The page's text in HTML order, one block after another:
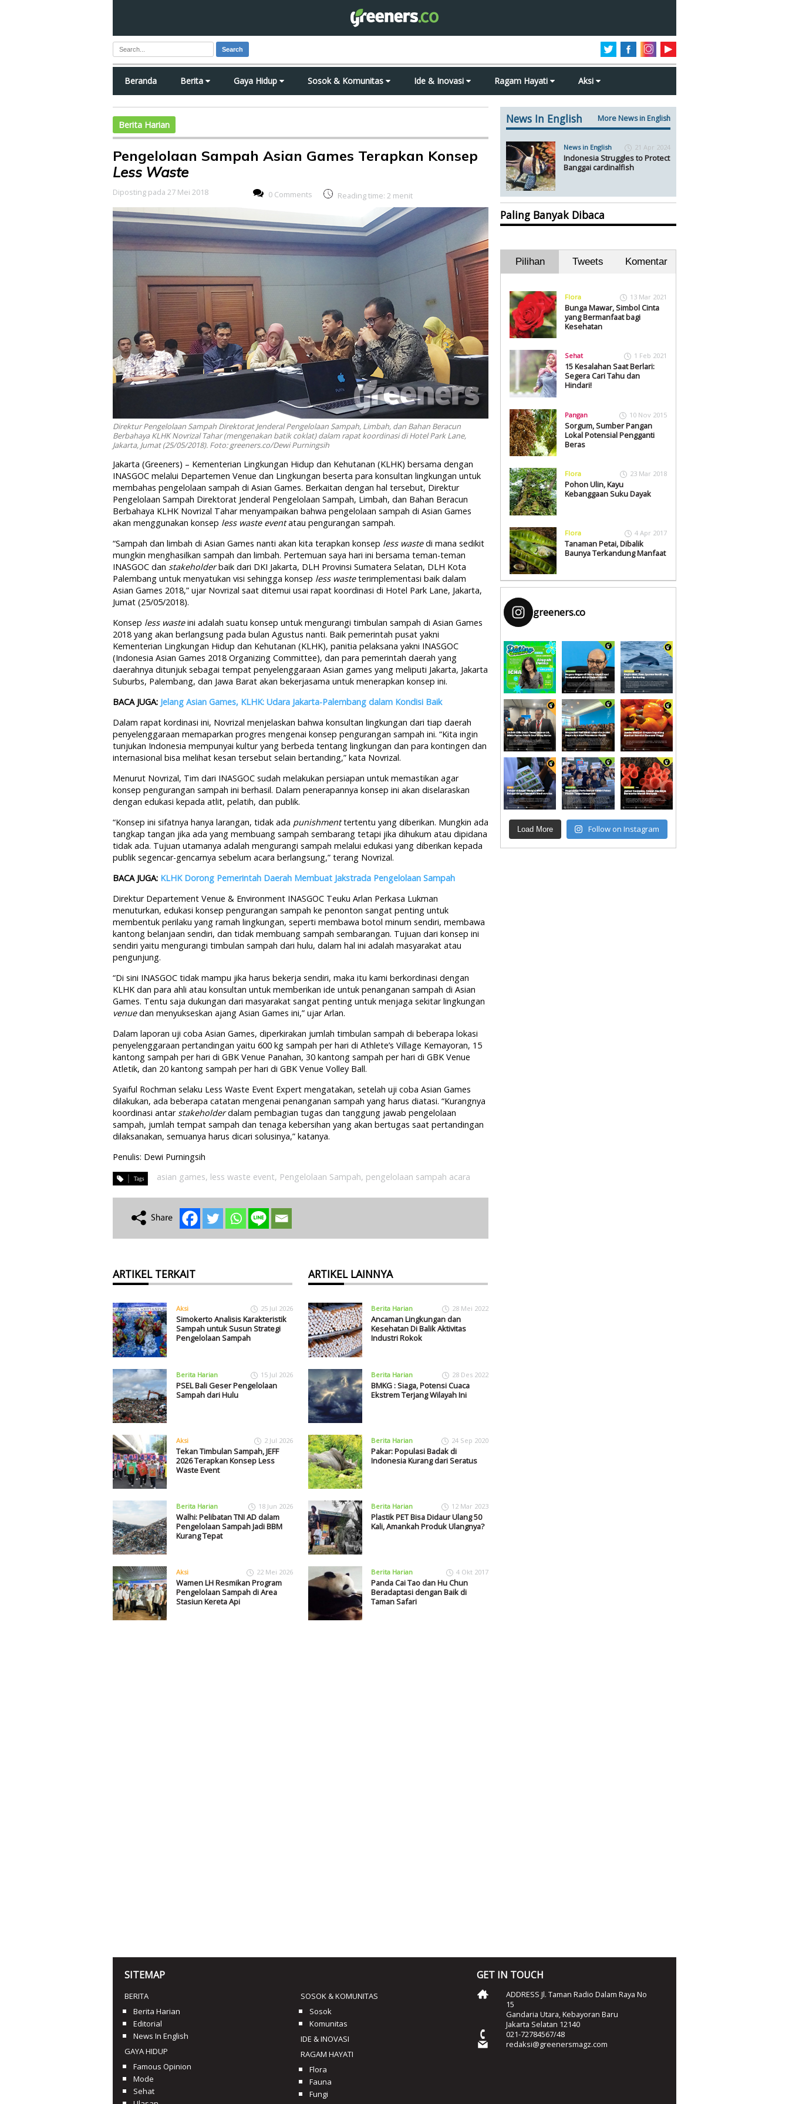
Search
Beranda Berita Gaya Hidup Sosok & Komunitas Ide & Inovasi Ragam Hayati Aksi
Berita Harian
Pengelolaan Sampah Asian Games Terapkan Konsep
Less Waste
Diposting pada 27 Mei 2018 0 Comments Reading time: 2 menit
Direktur Pengelolaan Sampah Direktorat Jenderal Pengelolaan Sampah, Limbah, dan Bahan Beracun
Berbahaya KLHK Novrizal Tahar (mengenakan batik coklat) dalam rapat koordinasi di Hotel Park Lane,
Jakarta, Jumat (25/05/2018). Foto: greeners.co/Dewi Purningsih
Jakarta (Greeners) – Kementerian Lingkungan Hidup dan Kehutanan (KLHK) bersama dengan
INASGOC melalui Departemen Venue dan Lingkungan beserta para konsultan lingkungan untuk
membahas pengelolaan sampah di Asian Games. Berkaitan dengan hal tersebut, Direktur
Pengelolaan Sampah Direktorat Jenderal Pengelolaan Sampah, Limbah, dan Bahan Beracun
Berbahaya KLHK Novrizal Tahar menyampaikan bahwa pengelolaan sampah di Asian Games
akan menggunakan konsep less waste eventatau pengurangan sampah.
“Sampah dan limbah di Asian Games nanti akan kita terapkan konsep less wastedi mana sedikit
mungkin menghasilkan sampah dan limbah. Pertemuan saya hari ini bersama teman-teman
INASGOC dan stakeholderbaik dari DKI Jakarta, DLH Provinsi Sumatera Selatan, DLH Kota
Palembang untuk menyatukan visi sehingga konsep less wasteterimplementasi baik dalam
Asian Games 2018,” ujar Novrizal saat ditemui usai rapat koordinasi di Hotel Park Lane, Jakarta,
Jumat (25/05/2018).
Konsep less wasteini adalah suatu konsep untuk mengurangi timbulan sampah di Asian Games
2018 yang akan berlangsung pada bulan Agustus nanti. Baik pemerintah pusat yakni
Kementerian Lingkungan Hidup dan Kehutanan (KLHK), panitia pelaksana yakni INASGOC
(Indonesia Asian Games 2018 Organizing Committee), dan para pemerintah daerah yang
daerahnya ditunjuk sebagai tempat penyelenggaraan Asian games yang meliputi Jakarta, Jakarta
Suburbs, Palembang, dan Jawa Barat akan bekerjasama untuk menerapkan konsep ini.
BACA JUGA: Jelang Asian Games, KLHK: Udara Jakarta-Palembang dalam Kondisi Baik
Dalam rapat kordinasi ini, Novrizal menjelaskan bahwa konsultan lingkungan dari tiap daerah
penyelenggaraan memaparkan progres mengenai konsep pengurangan sampah ini. “Kita ingin
tunjukan Indonesia mempunyai kultur yang berbeda tentang lingkungan dan para kontingen dan
internasional bisa melihat kesan tersebut selain bertanding,” kata Novrizal.
Menurut Novrizal, Tim dari INASGOC sudah melakukan persiapan untuk memastikan agar
konsep pengurangan sampah ini berhasil. Dalam penerapannya konsep ini akan diselaraskan
dengan edukasi kepada atlit, pelatih, dan publik.
“Konsep ini sifatnya hanya larangan, tidak ada punishmenttertentu yang diberikan. Mungkin ada
tangkap tangan jika ada yang membuang sampah sembarang tetapi jika dihukum atau dipidana
tidak ada. Tujuan utamanya adalah mengurangi sampah melalui edukasi yang diberikan kepada
publik segencar-gencarnya sebelum acara berlangsung,” terang Novrizal.
BACA JUGA: KLHK Dorong Pemerintah Daerah Membuat Jakstrada Pengelolaan Sampah
Direktur Departement Venue & Environment INASGOC Teuku Arlan Perkasa Lukman
menuturkan, edukasi konsep pengurangan sampah ke penonton sangat penting untuk
membentuk perilaku yang ramah lingkungan, seperti membawa botol minum sendiri, membawa
kantong belanjaan sendiri, dan tidak membuang sampah sembarangan. Tujuan dari konsep ini
sendiri yaitu mengurangi timbulan sampah dari hulu, dalam hal ini adalah masyarakat atau
pengunjung.
“Di sini INASGOC tidak mampu jika harus bekerja sendiri, maka itu kami berkordinasi dengan
KLHK dan para ahli atau konsultan untuk memberikan ide untuk penanganan sampah di Asian
Games. Tentu saja dukungan dari masyarakat sangat penting untuk menjaga sekitar lingkungan
venuedan menyukseskan ajang Asian Games ini,” ujar Arlan.
Dalam laporan uji coba Asian Games, diperkirakan jumlah timbulan sampah di beberapa lokasi
penyelenggaraan pertandingan yaitu 600 kg sampah per hari di Athlete’s Village Kemayoran, 15
kantong sampah per hari di GBK Venue Panahan, 30 kantong sampah per hari di GBK Venue
Atletik, dan 20 kantong sampah per hari di GBK Venue Volley Ball.
Syaiful Rochman selaku Less Waste Event Expert mengatakan, setelah uji coba Asian Games
dilakukan, ada beberapa catatan mengenai penanganan sampah yang harus diatasi. “Kurangnya
koordinasi antar stakeholderdalam pembagian tugas dan tanggung jawab pengelolaan
sampah, jumlah tempat sampah dan tenaga kebersihan yang akan bertugas saat pertandingan
dilaksanakan, semuanya harus dicari solusinya,” katanya.
Penulis: Dewi Purningsih
asian games, less waste event, Pengelolaan Sampah, pengelolaan sampah acara
ARTIKEL TERKAIT
Aksi 25 Jul 2026
Simokerto Analisis Karakteristik
Sampah untuk Susun Strategi
Pengelolaan Sampah
Berita Harian 15 Jul 2026
PSEL Bali Geser Pengelolaan
Sampah dari Hulu
Aksi 2 Jul 2026
Tekan Timbulan Sampah, JEFF
2026 Terapkan Konsep Less
Waste Event
Berita Harian 18 Jun 2026
Walhi: Pelibatan TNI AD dalam
Pengelolaan Sampah Jadi BBM
Kurang Tepat
Aksi 22 Mei 2026
Wamen LH Resmikan Program
Pengelolaan Sampah di Area
Stasiun Kereta Api
ARTIKEL LAINNYA
Berita Harian 28 Mei 2022
Ancaman Lingkungan dan
Kesehatan Di Balik Aktivitas
Industri Rokok
Berita Harian 28 Des 2022
BMKG : Siaga, Potensi Cuaca
Ekstrem Terjang Wilayah Ini
Berita Harian 24 Sep 2020
Pakar: Populasi Badak di
Indonesia Kurang dari Seratus
Berita Harian 12 Mar 2023
Plastik PET Bisa Didaur Ulang 50
Kali, Amankah Produk Ulangnya?
Berita Harian 4 Okt 2017
Panda Cai Tao dan Hu Chun
Beradaptasi dengan Baik di
Taman Safari
News In English More News in English
News in English 21 Apr 2024
Indonesia Struggles to Protect
Banggai cardinalfish
Paling Banyak Dibaca
Pilihan Tweets Komentar
Flora 13 Mar 2021
Bunga Mawar, Simbol Cinta
yang Bermanfaat bagi
Kesehatan
Sehat 1 Feb 2021
15 Kesalahan Saat Berlari:
Segera Cari Tahu dan
Hindari!
Pangan 10 Nov 2015
Sorgum, Sumber Pangan
Lokal Potensial Pengganti
Beras
Flora 23 Mar 2018
Pohon Ulin, Kayu
Kebanggaan Suku Dayak
Flora 4 Apr 2017
Tanaman Petai, Dibalik
Baunya Terkandung Manfaat
greeners.co
Load More Follow on Instagram
SITEMAP
BERITA
Berita Harian
Editorial
News In English
GAYA HIDUP
Famous Opinion
Mode
Sehat
SOSOK & KOMUNITAS
Sosok
Komunitas
IDE & INOVASI
RAGAM HAYATI
Flora
Fauna
Fungi
GET IN TOUCH
ADDRESS Jl. Taman Radio Dalam Raya No
15
Gandaria Utara, Kebayoran Baru
Jakarta Selatan 12140
021-72784567/48
redaksi@greenersmagz.com